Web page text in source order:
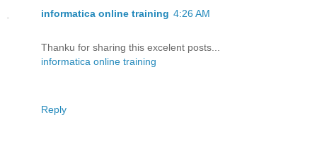
informatica online training 4:26 AM
Thanku for sharing this excelent posts...
informatica online training
Reply